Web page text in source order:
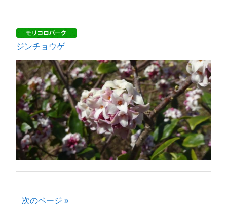
ジンチョウゲ
次のページ »